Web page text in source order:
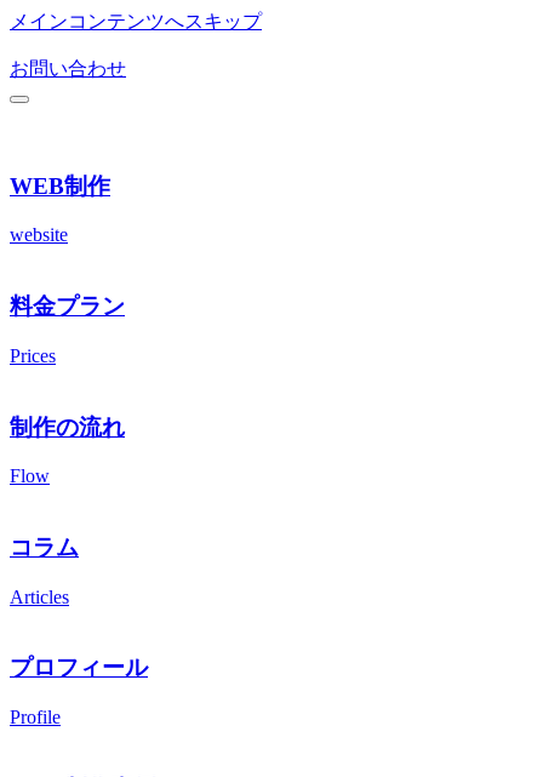
メインコンテンツへスキップ
お問い合わせ
WEB制作
website
料金プラン
Prices
制作の流れ
Flow
コラム
Articles
プロフィール
Profile